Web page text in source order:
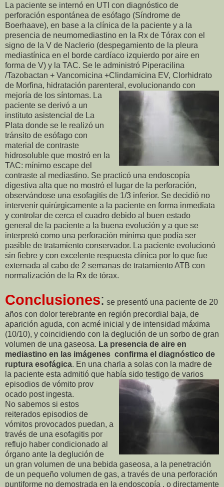
La paciente se internó en UTI con diagnóstico de
perforación espontánea de esófago (Síndrome de
Boerhaave), en base a la clínica de la paciente y a la
presencia de neumomediastino en la Rx de Tórax con el
signo de la V de Naclerio (despegamiento de la pleura
mediastínica en el borde cardíaco izquierdo por aire en
forma de V) y la TAC. Se le administró Piperacilina
/Tazobactan + Vancomicina +Clindamicina EV, Clorhidrato
de Morfina, hidratación parenteral, evolucionando con
mejoría de los síntomas. La
paciente se derivó a un
instituto asistencial de La
Plata donde se le realizó un
tránsito de esófago con
material de contraste
hidrosoluble que mostró en la
TAC: mínimo escape del
contraste al mediastino. Se practicó una endoscopía
digestiva alta que no mostró el lugar de la perforación,
observándose una esofagitis de 1/3 inferior. Se decidió no
intervenir quirúrgicamente a la paciente en forma inmediata
y controlar de cerca el cuadro debido al buen estado
general de la paciente a la buena evolución y a que se
interpretó como una perforación mínima que podía ser
pasible de tratamiento conservador. La paciente evolucionó
sin fiebre y con excelente respuesta clínica por lo que fue
externada al cabo de 2 semanas de tratamiento ATB con
normalización de la Rx de tórax.
Conclusiones: se presentó una paciente de 20
años con dolor terebrante en región precordial baja, de
aparición aguda, con acmé inicial y de intensidad máxima
(10/10), y coincidiendo con la deglución de un sorbo de gran
volumen de una gaseosa. La presencia de aire en
mediastino en las imágenes confirma el diagnóstico de
ruptura esofágica. En una charla a solas con la madre de
la paciente esta admitió que había sido testigo de varios
episodios de vómito prov
ocado post ingesta.
No sabemos si estos
reiterados episodios de
vómitos provocados puedan, a
través de una esofagitis por
reflujo haber condicionado al
órgano ante la deglución de
un gran volumen de una bebida gaseosa, a la penetración
de un pequeño volumen de gas, a través de una perforación
puntiforme no demostrada en la endoscopía , o directamente